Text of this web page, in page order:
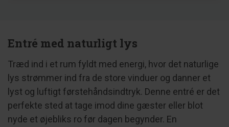
Entré med naturligt lys
Træd ind i et rum fyldt med energi, hvor det naturlige
lys strømmer ind fra de store vinduer og danner et
lyst og luftigt førstehåndsindtryk. Denne entré er det
perfekte sted at tage imod dine gæster eller blot
nyde et øjebliks ro før dagen begynder. En